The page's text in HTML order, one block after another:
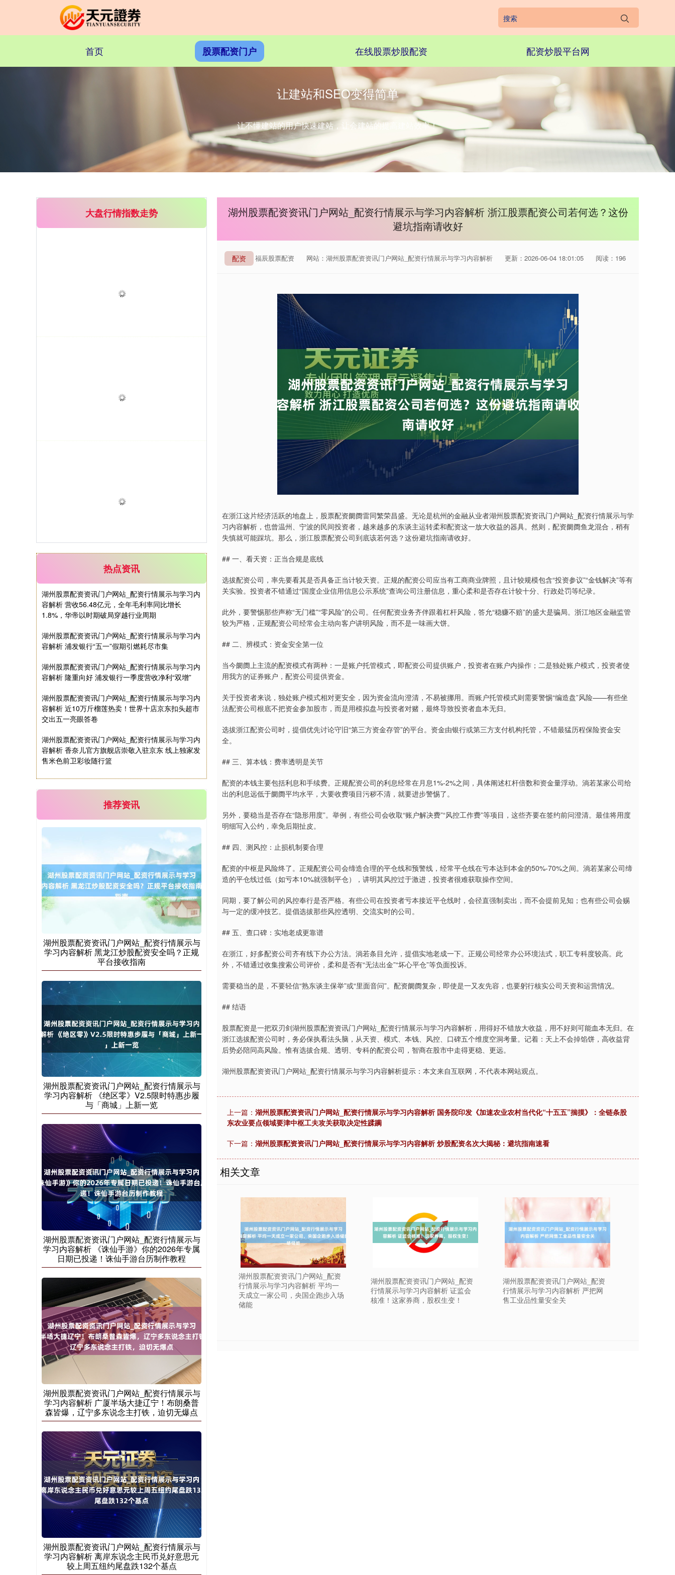
首页 股票配资门户 在线股票炒股配资 配资炒股平台网
让建站和SEO变得简单
让不懂建站的用户快速建站，让会建站的提高建站效率！
湖州股票配资资讯门户网站_配资行情展示与学习内容解析 浙江股票配资公司若何选？这份
避坑指南请收好
配资
来自：福辰股票配资 网站：湖州股票配资资讯门户网站_配资行情展示与学习内容解析 更新：2026-06-04 18:01:05 阅读：196
在浙江这片经济活跃的地盘上，股票配资阛阓雷同繁荣昌盛。无论是杭州的金融从业者湖州股票配资资讯门户网站_配资行情展示与学
习内容解析，也曾温州、宁波的民间投资者，越来越多的东谈主运转柔和配资这一放大收益的器具。然则，配资阛阓鱼龙混合，稍有
失慎就可能踩坑。那么，浙江股票配资公司到底该若何选？这份避坑指南请收好。
## 一、看天资：正当合规是底线
选拔配资公司，率先要看其是否具备正当计较天资。正规的配资公司应当有工商商业牌照，且计较规模包含“投资参议”“金钱解决”等有
关实验。投资者不错通过“国度企业信用信息公示系统”查询公司注册信息，重心柔和是否存在计较十分、行政处罚等纪录。
此外，要警惕那些声称“无门槛”“零风险”的公司。任何配资业务齐伴跟着杠杆风险，答允“稳赚不赔”的盛大是骗局。浙江地区金融监管
较为严格，正规配资公司经常会主动向客户讲明风险，而不是一味画大饼。
## 二、辨模式：资金安全第一位
当今阛阓上主流的配资模式有两种：一是账户托管模式，即配资公司提供账户，投资者在账户内操作；二是独处账户模式，投资者使
用我方的证券账户，配资公司提供资金。
关于投资者来说，独处账户模式相对更安全，因为资金流向澄清，不易被挪用。而账户托管模式则需要警惕“编造盘”风险——有些坐
法配资公司根底不把资金参加股市，而是用模拟盘与投资者对赌，最终导致投资者血本无归。
选拔浙江配资公司时，提倡优先讨论守旧“第三方资金存管”的平台。资金由银行或第三方支付机构托管，不错最猛历程保险资金安
全。
## 三、算本钱：费率透明是关节
配资的本钱主要包括利息和手续费。正规配资公司的利息经常在月息1%-2%之间，具体阐述杠杆倍数和资金量浮动。淌若某家公司给
出的利息远低于阛阓平均水平，大要收费项目污秽不清，就要进步警惕了。
另外，要稳当是否存在“隐形用度”。举例，有些公司会收取“账户解决费”“风控工作费”等项目，这些齐要在签约前问澄清。最佳将用度
明细写入公约，幸免后期扯皮。
## 四、测风控：止损机制要合理
配资的中枢是风险终了。正规配资公司会缔造合理的平仓线和预警线，经常平仓线在亏本达到本金的50%-70%之间。淌若某家公司缔
造的平仓线过低（如亏本10%就强制平仓），讲明其风控过于激进，投资者很难获取操作空间。
同期，要了解公司的风控奉行是否严格。有些公司在投资者亏本接近平仓线时，会径直强制卖出，而不会提前见知；也有些公司会赐
与一定的缓冲技艺。提倡选拔那些风控透明、交流实时的公司。
## 五、查口碑：实地老成更靠谱
在浙江，好多配资公司齐有线下办公方法。淌若条目允许，提倡实地老成一下。正规公司经常办公环境法式，职工专科度较高。此
外，不错通过收集搜索公司评价，柔和是否有“无法出金”“坏心平仓”等负面投诉。
需要稳当的是，不要轻信“熟东谈主保举”或“里面音问”。配资阛阓复杂，即使是一又友先容，也要躬行核实公司天资和运营情况。
## 结语
股票配资是一把双刃剑湖州股票配资资讯门户网站_配资行情展示与学习内容解析，用得好不错放大收益，用不好则可能血本无归。在
浙江选拔配资公司时，务必保执看法头脑，从天资、模式、本钱、风控、口碑五个维度空洞考量。记着：天上不会掉馅饼，高收益背
后势必陪同高风险。惟有选拔合规、透明、专科的配资公司，智商在股市中走得更稳、更远。
湖州股票配资资讯门户网站_配资行情展示与学习内容解析提示：本文来自互联网，不代表本网站观点。
上一篇： 湖州股票配资资讯门户网站_配资行情展示与学习内容解析 国务院印发《加速农业农村当代化“十五五”揣摸》：全链条股
东农业要点领域要津中枢工夫攻关获取决定性蹂躏
下一篇： 湖州股票配资资讯门户网站_配资行情展示与学习内容解析 炒股配资名次大揭秘：避坑指南速看
相关文章
湖州股票配资资讯门户网站_配资
行情展示与学习内容解析 平均一
天成立一家公司，央国企跑步入场
储能
湖州股票配资资讯门户网站_配资
行情展示与学习内容解析 证监会
核准！这家券商，股权生变！
湖州股票配资资讯门户网站_配资
行情展示与学习内容解析 严把网
售工业品性量安全关
大盘行情指数走势
热点资讯
湖州股票配资资讯门户网站_配资行情展示与学习内
容解析 营收56.48亿元，全年毛利率同比增长
1.8%，华帝以时期破局穿越行业周期
湖州股票配资资讯门户网站_配资行情展示与学习内
容解析 浦发银行“五一”假期引燃耗尽市集
湖州股票配资资讯门户网站_配资行情展示与学习内
容解析 隆重向好 浦发银行一季度营收净利“双增”
湖州股票配资资讯门户网站_配资行情展示与学习内
容解析 近10万斤榴莲热卖！世界十店京东扣头超市
交出五一亮眼答卷
湖州股票配资资讯门户网站_配资行情展示与学习内
容解析 香奈儿官方旗舰店崇敬入驻京东 线上独家发
售米色前卫彩妆随行篮
推荐资讯
湖州股票配资资讯门户网站_配资行情展示与
学习内容解析 黑龙江炒股配资安全吗？正规
平台接收指南
湖州股票配资资讯门户网站_配资行情展示与
学习内容解析 《绝区零》V2.5限时特惠步履
与「商城」上新一览
湖州股票配资资讯门户网站_配资行情展示与
学习内容解析 《诛仙手游》你的2026年专属
日期已投递！诛仙手游台历制作教程
湖州股票配资资讯门户网站_配资行情展示与
学习内容解析 广厦半场大捷辽宁！布朗桑普
森皆爆，辽宁多东说念主打铁，迫切无爆点
湖州股票配资资讯门户网站_配资行情展示与
学习内容解析 离岸东说念主民币兑好意思元
较上周五纽约尾盘跌132个基点